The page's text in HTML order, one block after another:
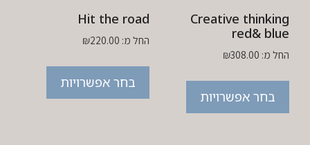
Creative thinking
red& blue
החל מ: ₪308.00
בחר אפשרויות
Hit the road
החל מ: ₪220.00
בחר אפשרויות